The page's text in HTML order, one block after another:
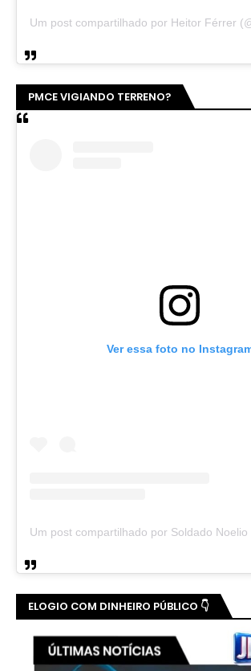
PMCE VIGIANDO TERRENO?
Ver essa foto no
ELOGIO COM DINHEIRO PÚBLICO 👇